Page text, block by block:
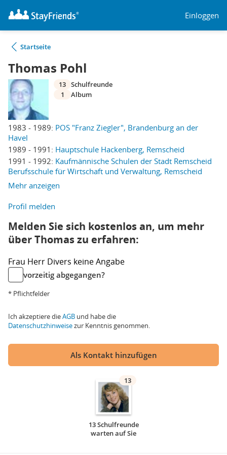
Einloggen
Startseite
Thomas Pohl
1983 - 1989: POS "Franz Ziegler", Brandenburg an der
Havel
1989 - 1991: Hauptschule Hackenberg, Remscheid
1991 - 1992: Kaufmännische Schulen der Stadt Remscheid
Berufsschule für Wirtschaft und Verwaltung, Remscheid
Mehr anzeigen
13 Schulfreunde
1
Album
Profil melden
Melden Sie sich kostenlos an, um mehr
über Thomas zu erfahren:
Frau Herr Divers keine Angabe
vorzeitig abgegangen?
* Pflichtfelder
Ich akzeptiere dieAGB und habe die
Datenschutzhinweisezur Kenntnis genommen.
Als Kontakt hinzufügen
13
13 Schulfreunde
warten auf Sie